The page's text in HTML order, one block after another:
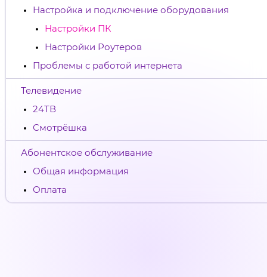
Настройка и подключение оборудования
Настройки ПК
Настройки Роутеров
Проблемы с работой интернета
Телевидение
24ТВ
Смотрёшка
Абонентское обслуживание
Общая информация
Оплата